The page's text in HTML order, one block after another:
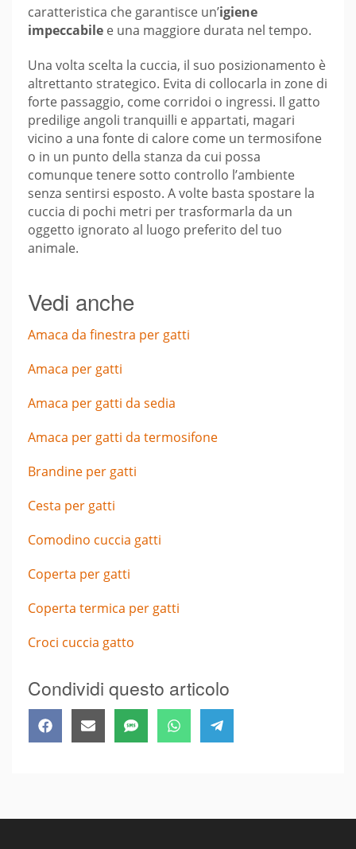
caratteristica che garantisce un’igiene
impeccabile e una maggiore durata nel tempo.
Una volta scelta la cuccia, il suo posizionamento è
altrettanto strategico. Evita di collocarla in zone di
forte passaggio, come corridoi o ingressi. Il gatto
predilige angoli tranquilli e appartati, magari
vicino a una fonte di calore come un termosifone
o in un punto della stanza da cui possa
comunque tenere sotto controllo l’ambiente
senza sentirsi esposto. A volte basta spostare la
cuccia di pochi metri per trasformarla da un
oggetto ignorato al luogo preferito del tuo
animale.
Vedi anche
Amaca da finestra per gatti
Amaca per gatti
Amaca per gatti da sedia
Amaca per gatti da termosifone
Brandine per gatti
Cesta per gatti
Comodino cuccia gatti
Coperta per gatti
Coperta termica per gatti
Croci cuccia gatto
Condividi questo articolo
Share
on
FacebookShare
on
Email Share
on
SMS Share
on
WhatsAppShare
on